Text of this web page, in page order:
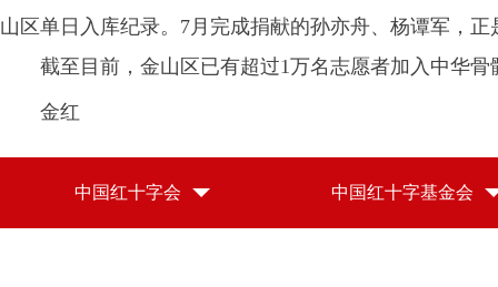
山区单日入库纪录。7月完成捐献的孙亦舟、杨谭军，
截至目前，金山区已有超过1万名志愿者加入中华
金红
中国红十字会 中国红十字基金会